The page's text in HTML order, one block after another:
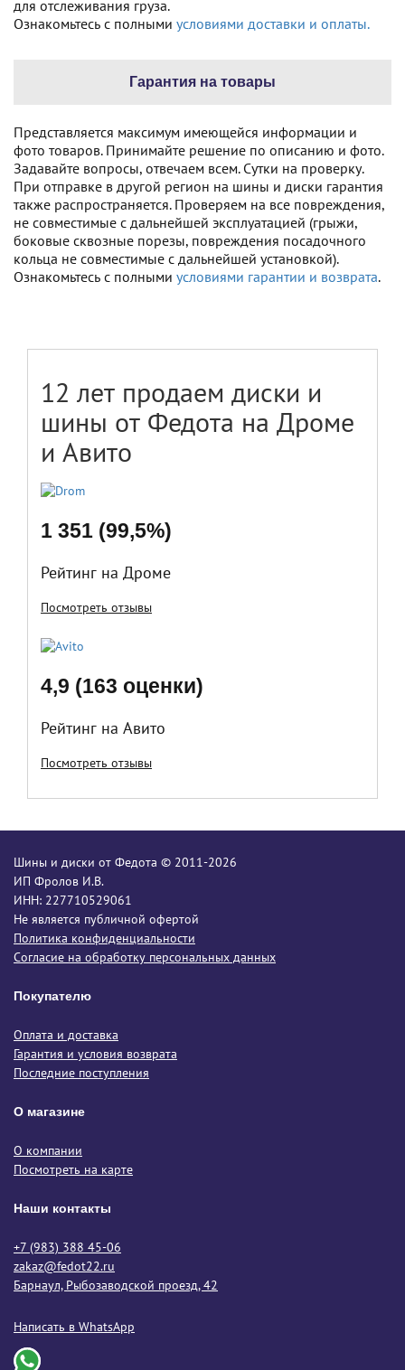
для отслеживания груза.
Ознакомьтесь с полными условиями доставки и оплаты.
Гарантия на товары
Представляется максимум имеющейся информации и
фото товаров. Принимайте решение по описанию и фото.
Задавайте вопросы, отвечаем всем. Сутки на проверку.
При отправке в другой регион на шины и диски гарантия
также распространяется. Проверяем на все повреждения,
не совместимые с дальнейшей эксплуатацией (грыжи,
боковые сквозные порезы, повреждения посадочного
кольца не совместимые с дальнейшей установкой).
Ознакомьтесь с полными условиями гарантии и возврата.
12 лет продаем диски и
шины от Федота на Дроме
и Авито
1 351 (99,5%)
Рейтинг на Дроме
Посмотреть отзывы
4,9 (163 оценки)
Рейтинг на Авито
Посмотреть отзывы
Шины и диски от Федота © 2011-2026
ИП Фролов И.В.
ИНН: 227710529061
Не является публичной офертой
Политика конфиденциальности
Согласие на обработку персональных данных
Покупателю
Оплата и доставка
Гарантия и условия возврата
Последние поступления
О магазине
О компании
Посмотреть на карте
Наши контакты
+7 (983) 388 45-06
zakaz@fedot22.ru
Барнаул, Рыбозаводской проезд, 42
Написать в WhatsApp